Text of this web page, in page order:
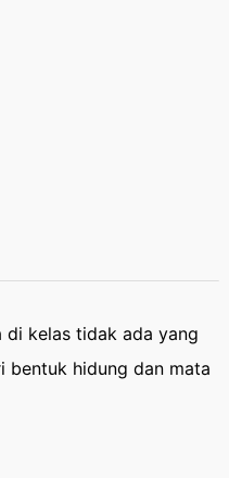
di kelas tidak ada yang
bentuk hidung dan mata